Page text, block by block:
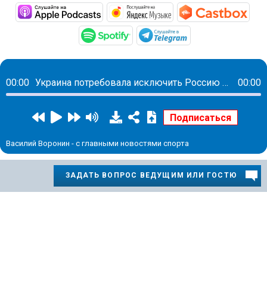
https://podcasts.apple.com/ru/
https://
https://open.spotify.com/
00:00 Украина потребовала исключить Россию из УЕФА 00:00
Василий Воронин - с главными новостями спорта
ЗАДАТЬ ВОПРОС ВЕДУЩИМ ИЛИ ГОСТЮ